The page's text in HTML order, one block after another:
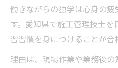
働きながらの独学は心身の
す。愛知県で施工管理技士
習習慣を身につけることが合
理由は、現場作業や業務後